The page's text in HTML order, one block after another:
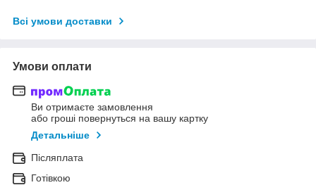
Всі умови доставки
Умови оплати
Ви отримаєте замовлення
або гроші повернуться на вашу картку
Детальніше
Післяплата
Готівкою